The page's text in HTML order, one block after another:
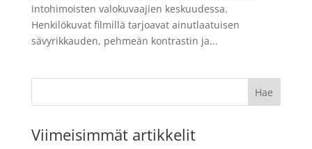
intohimoisten valokuvaajien keskuudessa.
Henkilökuvat filmillä tarjoavat ainutlaatuisen
sävyrikkauden, pehmeän kontrastin ja...
Viimeisimmät artikkelit